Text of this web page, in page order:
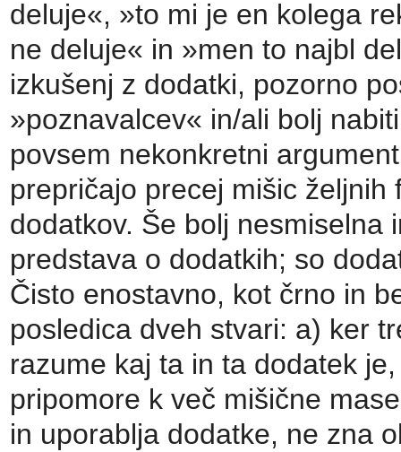
deluje«, »to mi je en kolega
ne deluje« in »men to najbl
izkušenj z dodatki, pozorno
»poznavalcev« in/ali bolj
povsem nekonkretni
prepričajo precej mišic
dodatkov. Še bolj nesmiselna
predstava o dodatkih; so
Čisto enostavno, kot črno in
posledica dveh stvari: a) ker
razume kaj ta in ta dodatek
pripomore k več mišične
in uporablja dodatke, ne zna